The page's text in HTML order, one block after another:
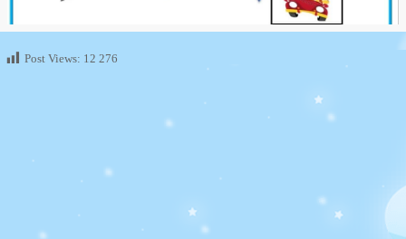
Post Views: 12 276